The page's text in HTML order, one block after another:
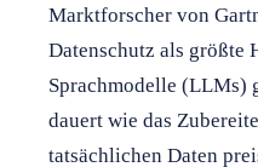
Marktforscher von
Datenschutz als größte
Sprachmodelle (LLMs)
dauert wie das
tatsächlichen Daten